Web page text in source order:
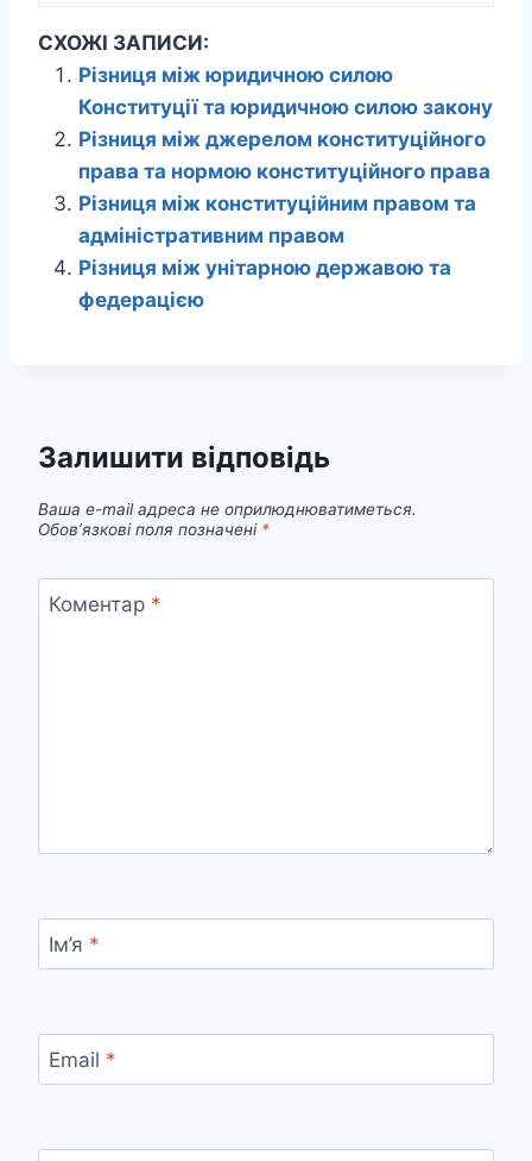
СХОЖІ ЗАПИСИ:
Різниця між юридичною силою
Конституції та юридичною силою закону
Різниця між джерелом конституційного
права та нормою конституційного права
Різниця між конституційним правом та
адміністративним правом
Різниця між унітарною державою та
федерацією
Залишити відповідь
Ваша e-mail адреса не оприлюднюватиметься.
Обов’язкові поля позначені *
Коментар *
Ім’я *
Email *